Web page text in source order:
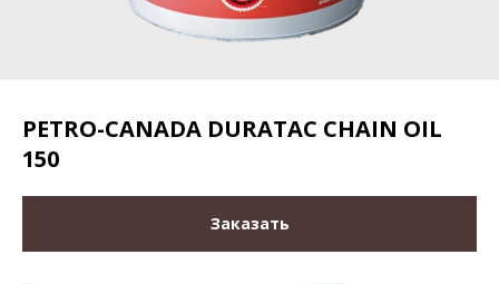
PETRO-CANADA DURATAC CHAIN OIL
150
Заказать